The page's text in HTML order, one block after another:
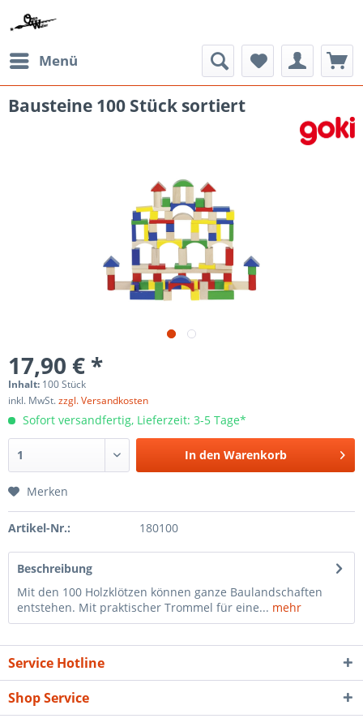
Menü
Bausteine 100 Stück sortiert
17,90 € *
Inhalt: 100 Stück
inkl. MwSt.zzgl. Versandkosten
Sofort versandfertig, Lieferzeit: 3-5 Tage*
In den Warenkorb
Merken
Artikel-Nr.: 180100
Beschreibung
Mit den 100 Holzklötzen können ganze Baulandschaften
entstehen. Mit praktischer Trommel für eine... mehr
Service Hotline
Shop Service